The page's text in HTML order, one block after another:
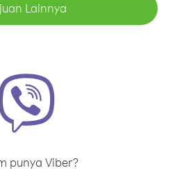
Lainnya
punya Viber?